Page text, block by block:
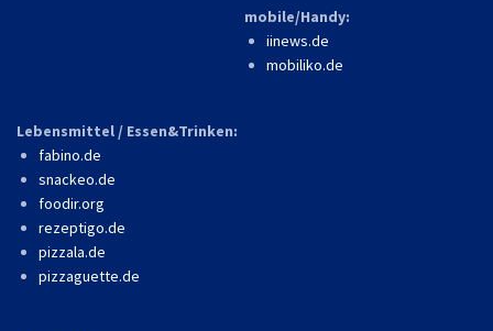
mobile/Handy:
iinews.de
mobiliko.de
Lebensmittel / Essen&Trinken:
fabino.de
snackeo.de
foodir.org
rezeptigo.de
pizzala.de
pizzaguette.de